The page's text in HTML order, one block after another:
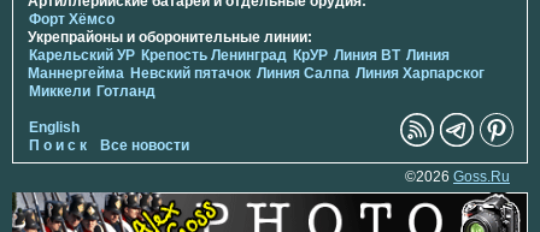
Форт Хёмсо
Укрепрайоны и оборонительные линии:
Карельский УР Крепость Ленинград КрУР Линия ВТ Линия
Маннергейма Невский пятачок Линия Салпа Линия Харпарског
Миккели Готланд
English
П о и с к
Все новости
©2026 Goss.Ru